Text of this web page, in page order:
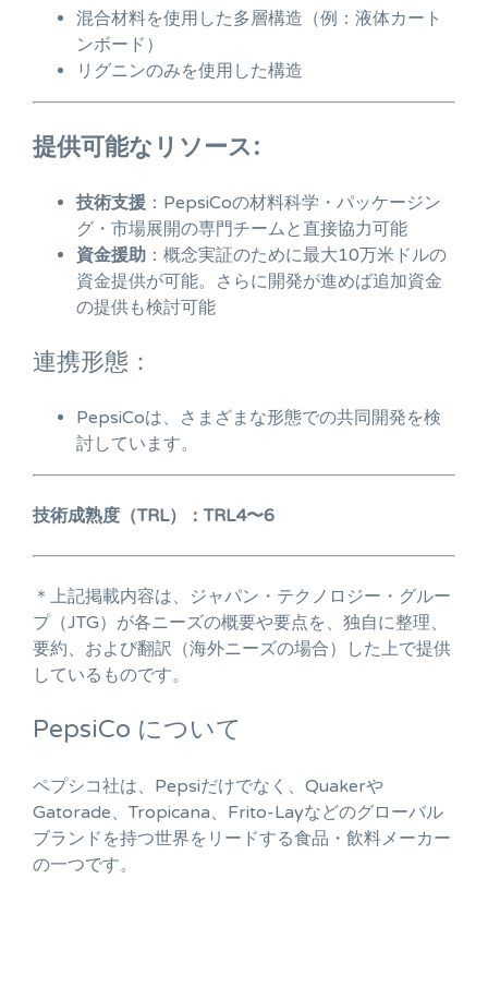
混合材料を使用した多層構造（例：液体カート
ンボード）
リグニンのみを使用した構造
提供可能なリソース:
技術支援 ：PepsiCoの材料科学・パッケージン
グ・市場展開の専門チームと直接協力可能
資金援助 ：概念実証のために最大10万米ドルの
資金提供が可能。さらに開発が進めば追加資金
の提供も検討可能
連携形態：
PepsiCoは、さまざまな形態での共同開発を検
討しています。
技術成熟度（TRL）：TRL4〜6
＊上記掲載内容は、ジャパン・テクノロジー・グルー
プ（JTG）が各ニーズの概要や要点を、独自に整理、
要約、および翻訳（海外ニーズの場合）した上で提供
しているものです。
PepsiCo について
ペプシコ社は、Pepsiだけでなく、Quakerや
Gatorade、Tropicana、Frito-Layなどのグローバル
ブランドを持つ世界をリードする食品・飲料メーカー
の一つです。